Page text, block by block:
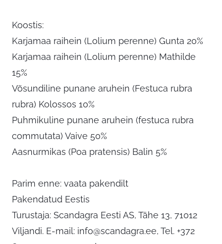
Koostis:
Karjamaa raihein (Lolium perenne) Gunta 20%
Karjamaa raihein (Lolium perenne) Mathilde
15%
Võsundiline punane aruhein (Festuca rubra
rubra) Kolossos 10%
Puhmikuline punane aruhein (festuca rubra
commutata) Vaive 50%
Aasnurmikas (Poa pratensis) Balin 5%
Parim enne: vaata pakendilt
Pakendatud Eestis
Turustaja: Scandagra Eesti AS, Tähe 13, 71012
Viljandi. E-mail: info@scandagra.ee, Tel. +372